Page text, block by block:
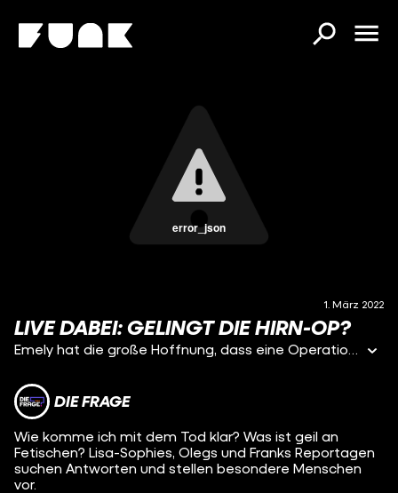
error_json
1. März 2022
LIVE DABEI: GELINGT DIE HIRN-OP?
Emely hat die große Hoffnung, dass eine Operation an ihrem Gehirn ihre Zwangsstörung deutlich abschwächen und ihr ein normales Leben ermöglichen wird. Dafür werden ihr Elektroden in das Gehirn eingesetzt - ein nicht ungefährlicher Eingriff, bei dem alles millimetergenau passen muss. Vor dem Eingriff muss Emely noch eine optische Hürde nehmen: Ihre Haare kommen ab. Lisa-Sophie ist bei den Vorbereitungen und der Operation dabei und kann Emely bei diesem Meilenstein begleiten.
DIE FRAGE
Wie komme ich mit dem Tod klar? Was ist geil an
Fetischen? Lisa-Sophies, Olegs und Franks Reportagen
suchen Antworten und stellen besondere Menschen
vor.